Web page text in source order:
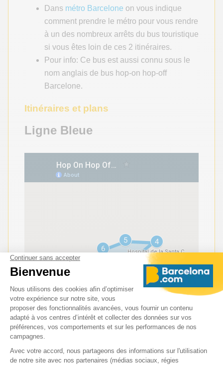
Dans métro Barcelone on vous indique
comment prendre le métro pour vous rendre
à un des nombreux arrêts du bus touristique
si vous êtes loin de ces 2 itinéraires.
Pour info: Ce bus est aussi connu sous le
nom anglais de bus hop-on hop-off
Barcelone.
Itinéraires et plans
Ligne Bleue